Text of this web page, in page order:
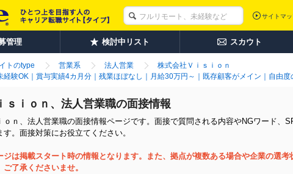
サイトマ
管理 検討中リスト スカウト
トのtype 営業系 法人営業
株式会社Ｖｉｓｉｏｎ
経験OK｜賞与実績4カ月分｜残業ほぼなし｜月給30万円～｜既存顧客がメイン｜自由度
ｓｉｏｎ、法人営業職の面接情報
ｏｎ、法人営業職の面接情報ページです。面接で質問される内容やNGワード、
。面接対策にお役立てください。
ジは掲載スタート時の情報となります。また、拠点が複数ある場合や企業の選
了承くださいませ。